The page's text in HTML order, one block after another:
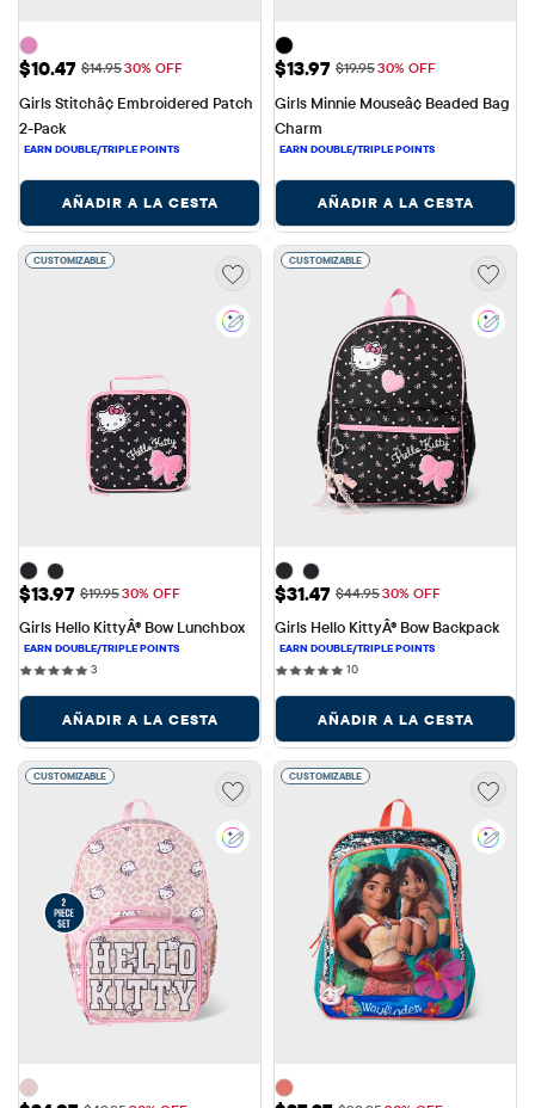
Precio de venta: $10.47
$10.47 Precio original: $14.95
$14.9530% OFF
Girls Stitchâ¢ Embroidered Patch
2-Pack
AÑADIR A LA CESTA
Precio de venta: $13.97
$13.97 Precio original: $19.95
$19.9530% OFF
Girls Minnie Mouseâ¢ Beaded Bag
Charm
AÑADIR A LA CESTA
CUSTOMIZABLE
Precio de venta: $13.97
$13.97 Precio original: $19.95
$19.9530% OFF
Girls Hello KittyÂ® Bow Lunchbox
33 reviews
AÑADIR A LA CESTA
CUSTOMIZABLE
Precio de venta: $31.47
$31.47 Precio original: $44.95
$44.9530% OFF
Girls Hello KittyÂ® Bow Backpack
1010 reviews
AÑADIR A LA CESTA
CUSTOMIZABLE CUSTOMIZABLE